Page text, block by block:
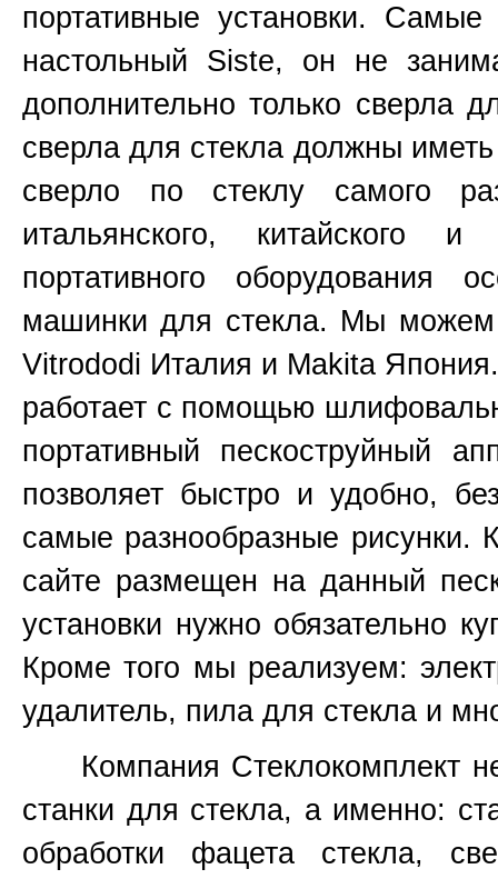
портативные установки.
настольный Siste, он не
дополнительно только сверла
сверла для стекла должны
сверло по стеклу самого
итальянского, китайского
портативного оборудования
машинки для стекла. Мы можем
Vitrododi Италия и Makita Япония
работает с помощью
портативный пескоструйный
позволяет быстро и удобно,
самые разнообразные рисунки.
сайте размещен на данный
установки нужно обязательно
Кроме того мы реализуем:
удалитель, пила для стекла и
Компания Стеклокомплект не
станки для стекла, а именно:
обработки фацета стекла,